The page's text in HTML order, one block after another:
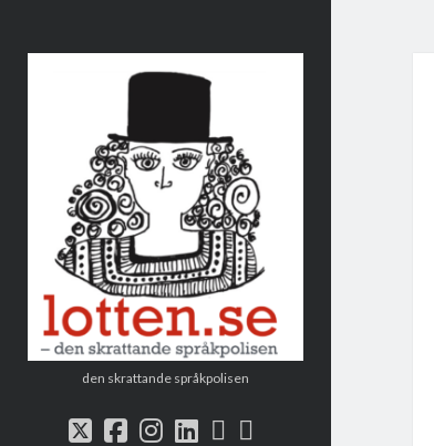
den skrattande språkpolisen
twitter
facebook
instagram
linkedin
rss